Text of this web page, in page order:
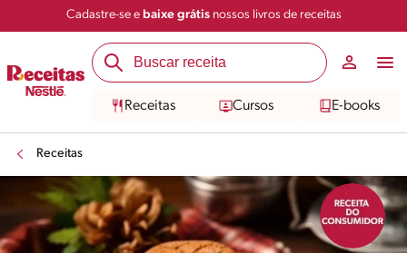
Cadastre-se e baixe grátisnossos livros de receitas
Receitas Cursos E-books
Receitas
Salvar Compartilhar